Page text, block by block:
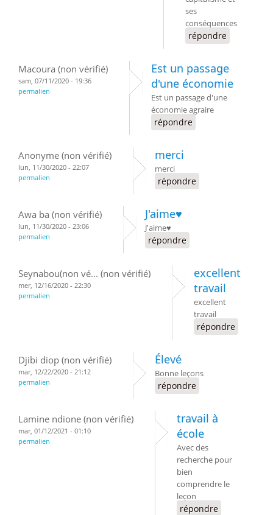
ses
conséquences
répondre
Macoura (non vérifié)
sam, 07/11/2020 - 19:36
permalien
Est un passage
d'une économie
Est un passage d'une
économie agraire
répondre
Anonyme (non vérifié)
lun, 11/30/2020 - 22:07
permalien
merci
merci
répondre
Awa ba (non vérifié)
lun, 11/30/2020 - 23:06
permalien
J'aime♥️
J'aime♥️
répondre
Seynabou(non vé... (non vérifié)
mer, 12/16/2020 - 22:30
permalien
excellent
travail
excellent
travail
répondre
Djibi diop (non vérifié)
mar, 12/22/2020 - 21:12
permalien
Élevé
Bonne leçons
répondre
Lamine ndione (non vérifié)
mar, 01/12/2021 - 01:10
permalien
travail à
école
Avec des
recherche pour
bien
comprendre le
leçon
répondre